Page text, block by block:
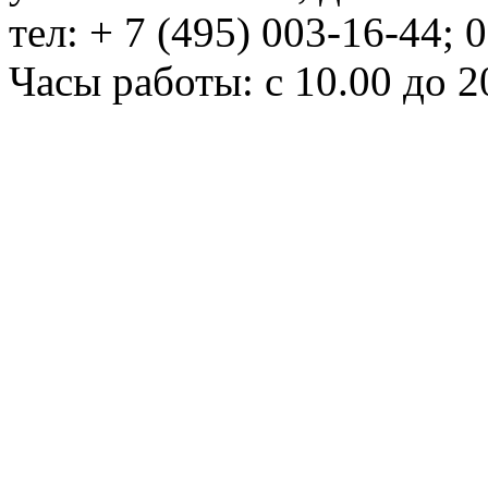
тел: + 7 (495) 003-16-44;
Часы работы: с 10.00 до